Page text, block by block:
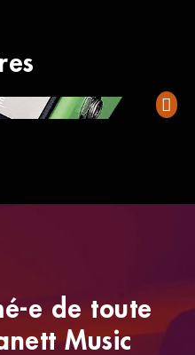
All
e de toute
Music